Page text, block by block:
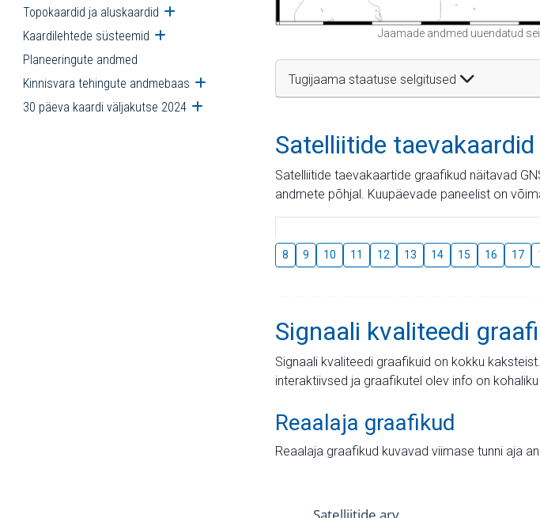
Topokaardid ja aluskaardid Ava alammenüü
Kaardilehtede süsteemid Ava alammenüü
Planeeringute andmed
Kinnisvara tehingute andmebaas Ava alammenüü
30 päeva kaardi väljakutse 2024 Ava alammenüü
Jaamade andmed uuendatud
Tugijaama staatuse selgitused
Satelliitide taevakaardid
Satelliitide taevakaartide graafikud näitavad
andmete põhjal. Kuupäevade paneelist on
8 9 10 11 12 13 14 15 16 17
Signaali kvaliteedi
Signaali kvaliteedi graafikuid on kokku
interaktiivsed ja graafikutel olev info on kohaliku
Reaalaja graafikud
Reaalaja graafikud kuvavad viimase tunni aja